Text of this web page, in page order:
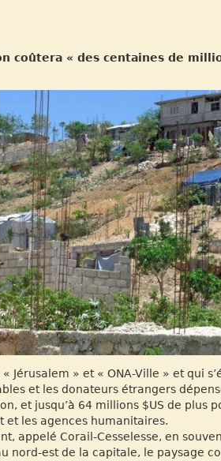
coûtera « des centaines de
Jérusalem » et « ONA-Ville » et qui
et les donateurs étrangers
et jusqu’à 64 millions $US de plus
les agences humanitaires.
appelé Corail-Cesselesse, en
nord-est de la capitale, le paysage